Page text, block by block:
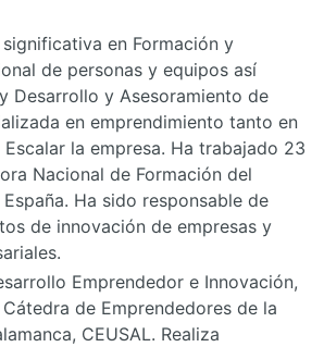
en Formación y
de personas y equipos así
Desarrollo y Asesoramiento de
en emprendimiento tanto en
la empresa. Ha trabajado 23
Nacional de Formación del
Ha sido responsable de
de innovación de empresas y
Emprendedor e Innovación,
de Emprendedores de la
CEUSAL. Realiza